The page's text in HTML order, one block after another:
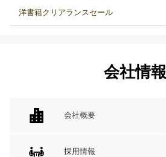
洋書籍クリアランスセール
会社情報
会社概要
採用情報